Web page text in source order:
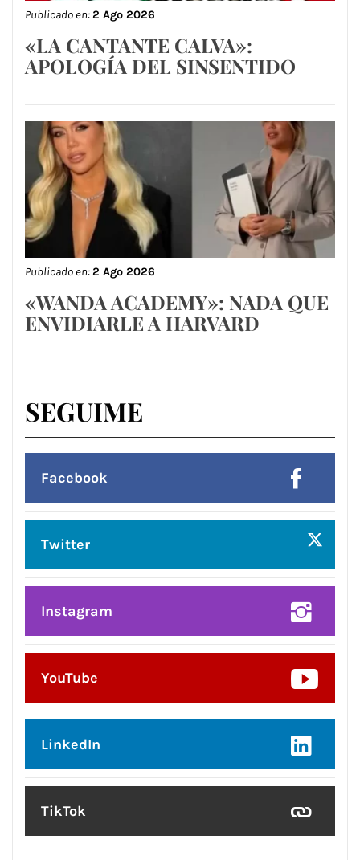
Publicado en:2 Ago 2026
«LA CANTANTE CALVA»:
APOLOGÍA DEL SINSENTIDO
Publicado en:2 Ago 2026
«WANDA ACADEMY»: NADA QUE
ENVIDIARLE A HARVARD
SEGUIME
Facebook
Twitter
Instagram
YouTube
LinkedIn
TikTok